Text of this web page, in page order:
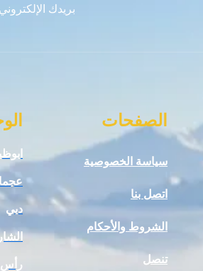
بريدك
الصفحات
سياسة الخصوصية
اتصل بنا
الشروط والأحكام
تنصل
دبي
رأس